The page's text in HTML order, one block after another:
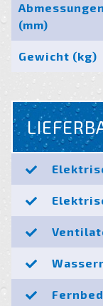
(mm)
Gewicht (kg)